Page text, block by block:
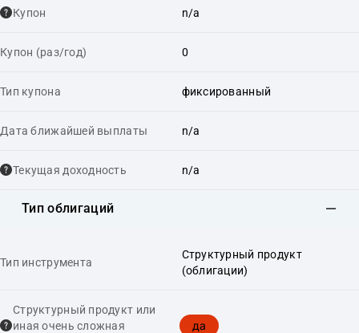
Купон n/a
Купон (раз/год) 0
Тип купона фиксированный
Дата ближайшей выплаты n/a
Текущая доходность n/a
Тип облигаций
Тип инструмента
Структурный продукт
(облигации)
Структурный продукт или
иная очень сложная
да